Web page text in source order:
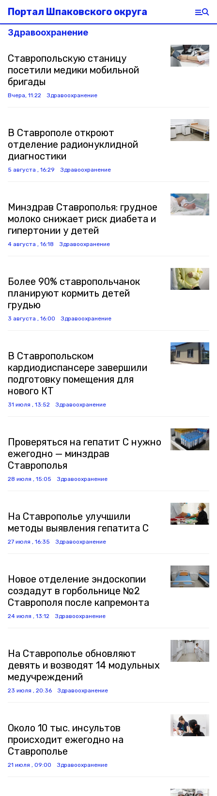
Портал Шпаковского округа
Здравоохранение
Ставропольскую станицу
посетили медики мобильной
бригады
Вчера, 11:22 Здравоохранение
В Ставрополе откроют
отделение радионуклидной
диагностики
5 августа , 16:29 Здравоохранение
Минздрав Ставрополья: грудное
молоко снижает риск диабета и
гипертонии у детей
4 августа , 16:18 Здравоохранение
Более 90% ставропольчанок
планируют кормить детей
грудью
3 августа , 16:00 Здравоохранение
В Ставропольском
кардиодиспансере завершили
подготовку помещения для
нового КТ
31 июля , 13:52 Здравоохранение
Проверяться на гепатит C нужно
ежегодно — минздрав
Ставрополья
28 июля , 15:05 Здравоохранение
На Ставрополье улучшили
методы выявления гепатита C
27 июля , 16:35 Здравоохранение
Новое отделение эндоскопии
создадут в горбольнице №2
Ставрополя после капремонта
24 июля , 13:12 Здравоохранение
На Ставрополье обновляют
девять и возводят 14 модульных
медучреждений
23 июля , 20:36 Здравоохранение
Около 10 тыс. инсультов
происходит ежегодно на
Ставрополье
21 июля , 09:00 Здравоохранение